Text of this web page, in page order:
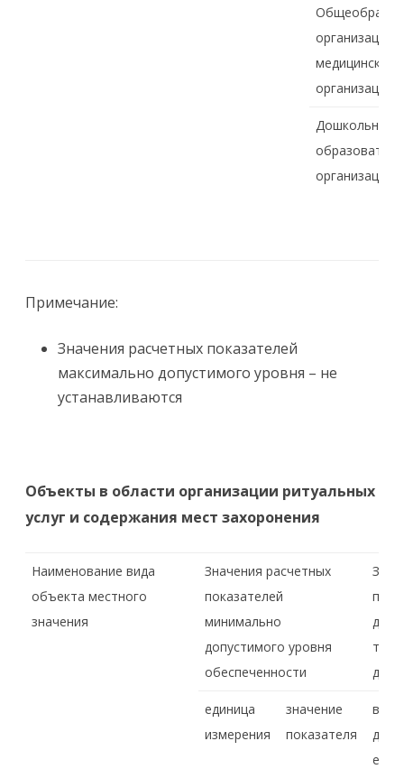
организации,
медицинские
организации
Дошкольные
организации
Примечание:
Значения расчетных показателей
максимально допустимого уровня – не
устанавливаются
Объекты в области организации ритуальных
услуг и содержания мест захоронения
Наименование вида
объекта местного
значения
Значения расчетных
показателей
минимально
допустимого уровня
обеспеченности
единица
измерения
значение
показателя
вид